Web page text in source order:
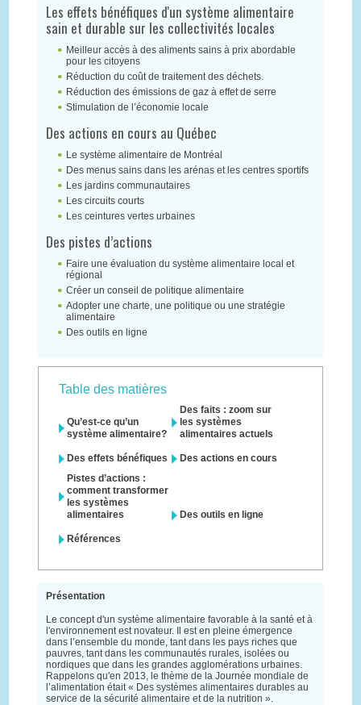
Les effets bénéfiques d'un système alimentaire
sain et durable sur les collectivités locales
Meilleur accès à des aliments sains à prix abordable
pour les citoyens
Réduction du coût de traitement des déchets.
Réduction des émissions de gaz à effet de serre
Stimulation de l’économie locale
Des actions en cours au Québec
Le système alimentaire de Montréal
Des menus sains dans les arénas et les centres sportifs
Les jardins communautaires
Les circuits courts
Les ceintures vertes urbaines
Des pistes d’actions
Faire une évaluation du système alimentaire local et
régional
Créer un conseil de politique alimentaire
Adopter une charte, une politique ou une stratégie
alimentaire
Des outils en ligne
Table des matières
Qu’est-ce qu’un
système alimentaire?
Des faits : zoom sur
les systèmes
alimentaires actuels
Des effets bénéfiques
Des actions en cours
Pistes d’actions :
comment transformer
les systèmes
alimentaires
Des outils en ligne
Références
Présentation
Le concept d'un système alimentaire favorable à la santé et à
l'environnement est novateur. Il est en pleine émergence
dans l’ensemble du monde, tant dans les pays riches que
pauvres, tant dans les communautés rurales, isolées ou
nordiques que dans les grandes agglomérations urbaines.
Rappelons qu'en 2013, le thème de la Journée mondiale de
l’alimentation était « Des systèmes alimentaires durables au
service de la sécurité alimentaire et de la nutrition ».